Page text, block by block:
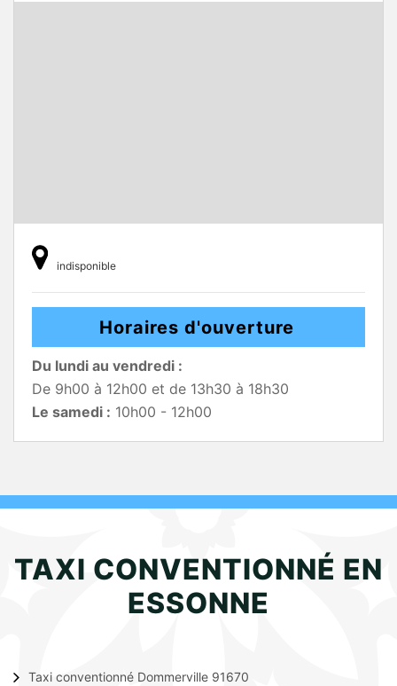
indisponible
Horaires d'ouverture
Du lundi au vendredi :
De 9h00 à 12h00 et de 13h30 à 18h30
Le samedi : 10h00 - 12h00
TAXI CONVENTIONNÉ EN
ESSONNE
Taxi conventionné Dommerville 91670